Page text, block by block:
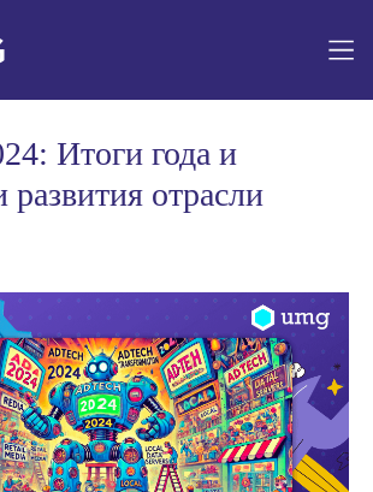
Итоги года и
развития отрасли